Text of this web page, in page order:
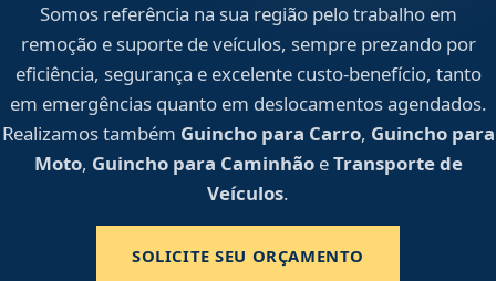
Somos referência na sua região pelo trabalho em
remoção e suporte de veículos, sempre prezando por
eficiência, segurança e excelente custo-benefício, tanto
em emergências quanto em deslocamentos agendados.
Realizamos também Guincho para Carro, Guincho para
Moto, Guincho para CaminhãoeTransporte de
Veículos.
SOLICITE SEU ORÇAMENTO